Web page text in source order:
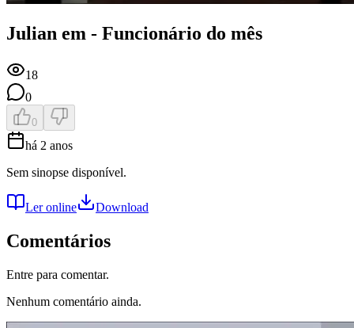
Julian em - Funcionário do mês
18
0
0
há 2 anos
Sem sinopse disponível.
Ler online Download
Comentários
Entre para comentar.
Nenhum comentário ainda.